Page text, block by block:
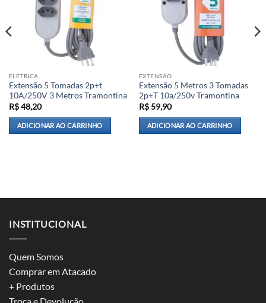
ELÉTRICA
Extensão 5 Tomadas 2p+t
10A/250V 3 Metros Tramontina
R$48,20
ADICIONAR AO CARRINHO
EXTENSÃO
Extensão 5 Metros 3 Tomadas
2p+T 10a/250v Tramontina
R$59,90
ADICIONAR AO CARRINHO
INSTITUCIONAL
Quem Somos
Comprar em Atacado
+ Produtos